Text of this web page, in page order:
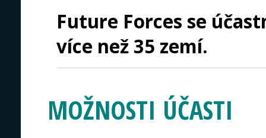
Future Forces se
více než 35 zemí.
MOŽNOSTI ÚČASTI